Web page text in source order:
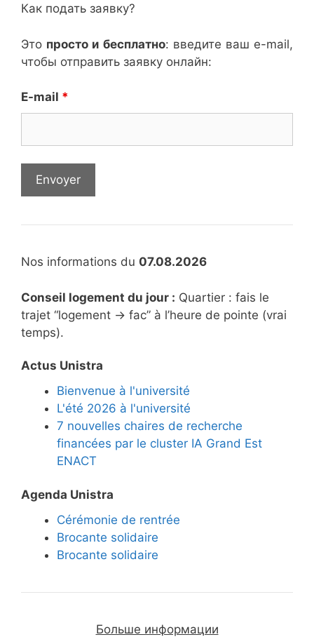
Как подать заявку?
Это просто и бесплатно: введите ваш e-mail,
чтобы отправить заявку онлайн:
E-mail *
Nos informations du 07.08.2026
Conseil logement du jour : Quartier : fais le
trajet “logement → fac” à l’heure de pointe (vrai
temps).
Actus Unistra
Bienvenue à l'université
L'été 2026 à l'université
7 nouvelles chaires de recherche
financées par le cluster IA Grand Est
ENACT
Agenda Unistra
Cérémonie de rentrée
Brocante solidaire
Brocante solidaire
Больше информации